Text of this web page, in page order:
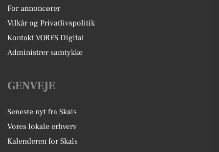
For annoncører
Vilkår og Privatlivspolitik
Kontakt VORES Digital
Administrer samtykke
GENVEJE
Seneste nyt fra Skals
Vores lokale erhverv
Kalenderen for Skals